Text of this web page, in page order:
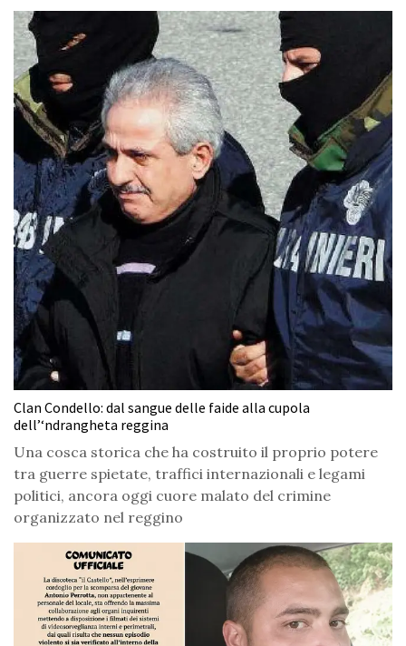
Clan Condello: dal sangue delle faide alla cupola
dell’‘ndrangheta reggina
Una cosca storica che ha costruito il proprio potere
tra guerre spietate, traffici internazionali e legami
politici, ancora oggi cuore malato del crimine
organizzato nel reggino